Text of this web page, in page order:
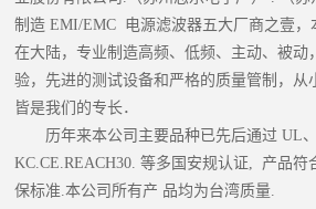
制造 EMI/EMC 电源滤波器五大厂商之壹，
在大陆，专业制造高频、低频、主动、被动
验，先进的测试设备和严格的质量管制，从
皆是我们的专长．
历年来本公司主要品种已先后通过 UL、
KC.CE.REACH30. 等多国安规认证, 产品符
保标准.本公司所有产 品均为台湾质量.